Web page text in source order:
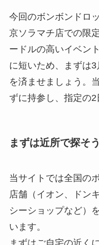
今回のボンボンドロ
京ソラマチ店での限
ードルの高いイベン
に短いため、まずは
を済ませましょう。
ずに持参し、指定の2
まずは近所で探そ
当サイトでは全国の
店舗（イオン、ドン
シーショップなど）
います。
まずはご自宅の近く